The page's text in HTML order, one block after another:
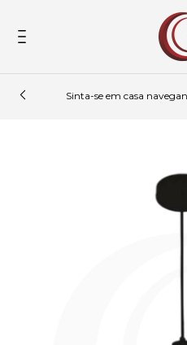
Sinta-se em casa